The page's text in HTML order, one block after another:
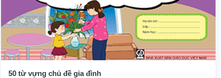
50 từ vựng chủ đề gia đình